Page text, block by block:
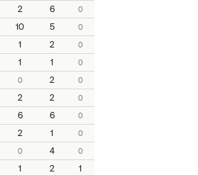
2 6 0
10 5 0
1 2 0
1 1 0
0 2 0
2 2 0
6 6 0
2 1 0
0 4 0
1 2
1